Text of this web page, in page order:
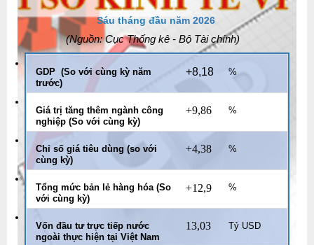
Sáu tháng đầu năm 2026
(Nguồn: Cục Thống kê - Bộ Tài chính)
GDP (So với cùng kỳ năm
trước)
+8,18 %
Giá trị tăng thêm ngành công
nghiệp (So với cùng kỳ)
+9,86 %
Chỉ số giá tiêu dùng (so với
cùng kỳ)
+4,38 %
Tổng mức bản lẻ hàng hóa (So
với cùng kỳ)
+12,9 %
Vốn đầu tư trực tiếp nước
ngoài thực hiện tại Việt Nam
13,03 Tỷ USD